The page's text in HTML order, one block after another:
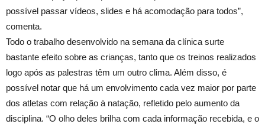
possível passar vídeos, slides e há acomodação para todos”,
comenta.
Todo o trabalho desenvolvido na semana da clínica surte
bastante efeito sobre as crianças, tanto que os treinos realizados
logo após as palestras têm um outro clima. Além disso, é
possível notar que há um envolvimento cada vez maior por parte
dos atletas com relação à natação, refletido pelo aumento da
disciplina. “O olho deles brilha com cada informação recebida, e o